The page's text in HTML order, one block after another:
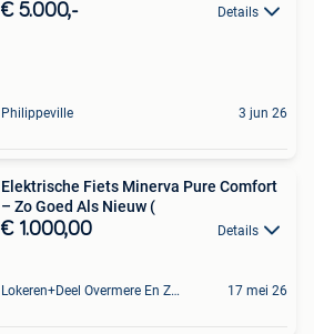
€ 5.000,- Details
Philippeville 3 jun 26
Elektrische Fiets Minerva Pure Comfort
– Zo Goed Als Nieuw (
€ 1.000,00 Details
Lokeren+Deel Overmere En Zele 17 mei 26